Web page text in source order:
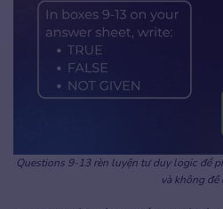
Questions 9-13 rèn luyện tư duy logic để
và không đề